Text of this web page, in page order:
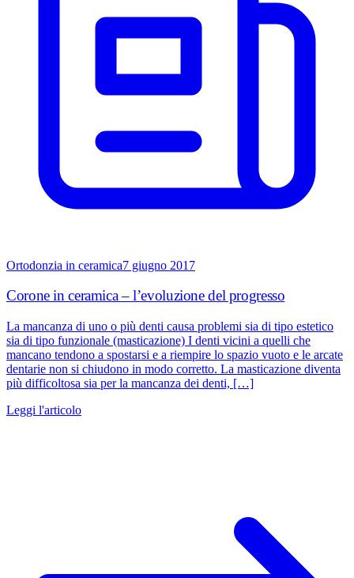
Ortodonzia in ceramica7 giugno 2017
Corone in ceramica – l’evoluzione del progresso
La mancanza di uno o più denti causa problemi sia di tipo estetico
sia di tipo funzionale (masticazione) I denti vicini a quelli che
mancano tendono a spostarsi e a riempire lo spazio vuoto e le arcate
dentarie non si chiudono in modo corretto. La masticazione diventa
più difficoltosa sia per la mancanza dei denti, […]
Leggi l'articolo